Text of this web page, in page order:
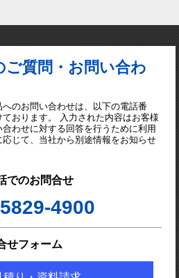
質問・お問い合わ
のお問い合わせは、以下の電話番
おります。 入力された内容はお客様
わせに対する回答を行うために利用
じて、当社から別途情報をお知らせ
でのお問合せ
4900
せフォーム